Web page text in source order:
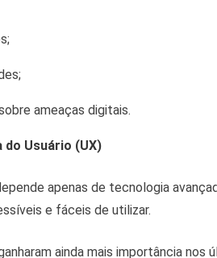
ameaças digitais.
do Usuário (UX)
apenas de tecnologia
e fáceis de utilizar.
ainda mais importância nos